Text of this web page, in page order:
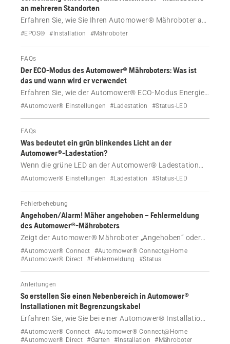
an mehreren Standorten
Erfahren Sie, wie Sie Ihren Automower® Mähroboter an
mehreren Standorten einsetzen können, z. B. bei Ihnen
mit einem physischen Begrenzungskabel.
#EPOS® #Installation #Mähroboter
FAQs
Der ECO-Modus des Automower® Mähroboters: Was ist
das und wann wird er verwendet
Erfahren Sie, wie der Automower® ECO-Modus Energie
spart und Störungen reduziert, wann er verwendet wird
#Automower® Einstellungen #Ladestation #Status-LED
FAQs
Was bedeutet ein grün blinkendes Licht an der
Automower®-Ladestation?
Wenn die grüne LED an der Automower® Ladestation
blinkt, ist normalerweise der ECO-Modus aktiv. Bei
#Automower® Einstellungen #Ladestation #Status-LED
Fehlerbehebung
Angehoben/Alarm! Mäher angehoben – Fehlermeldung
des Automower®-Mähroboters
Zeigt der Automower® Mähroboter „Angehoben“ oder
„Alarm! Mäher angehoben“ an? Erfahren Sie, wie Sie den
Alarm stoppen, Ihren Mähroboter neu starten und die
#Automower® Connect
#Automower® Connect@Home
#Automower® Direct #Fehlermeldung #Status
Anleitungen
So erstellen Sie einen Nebenbereich in Automower®
Installationen mit Begrenzungskabel
Erfahren Sie, wie Sie bei einer Automower® Installation
mit Begrenzungskabel einen Nebenbereich mähen, der
nicht mit der Hauptrasenfläche verbunden ist.
#Automower® Connect
#Automower® Connect@Home
#Automower® Direct #Garten #Installation #Mähroboter